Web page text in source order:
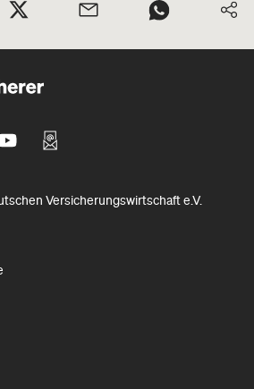
Versicherungswirtschaft e.V.